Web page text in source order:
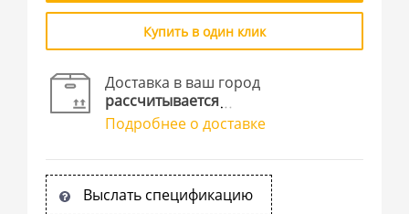
Купить в один клик
Доставка в ваш город
рассчитывается
Подробнее о доставке
Выслать спецификацию